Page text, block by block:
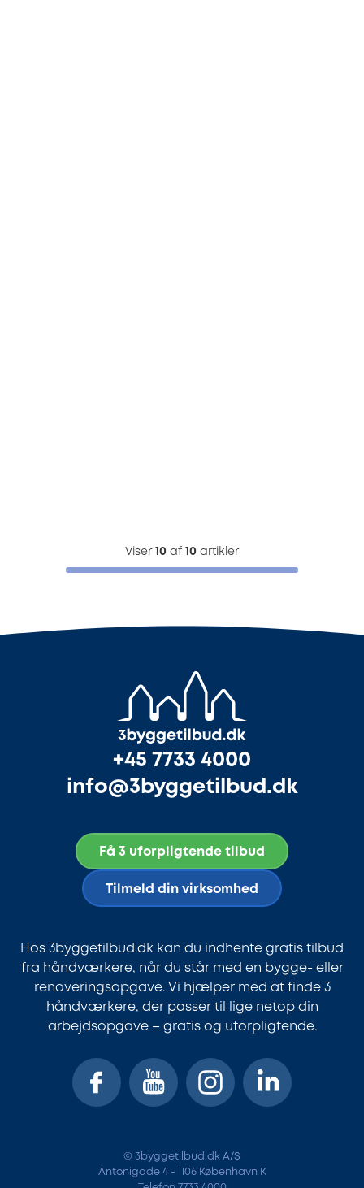
Viser 10 af 10 artikler
+45 7733 4000
info@3byggetilbud.dk
Få 3 uforpligtende tilbud
Tilmeld din virksomhed
Hos 3byggetilbud.dk kan du indhente gratis tilbud
fra håndværkere, når du står med en bygge- eller
renoveringsopgave. Vi hjælper med at finde 3
håndværkere, der passer til lige netop din
arbejdsopgave – gratis og uforpligtende.
© 3byggetilbud.dk A/S
Antonigade 4 - 1106 København K